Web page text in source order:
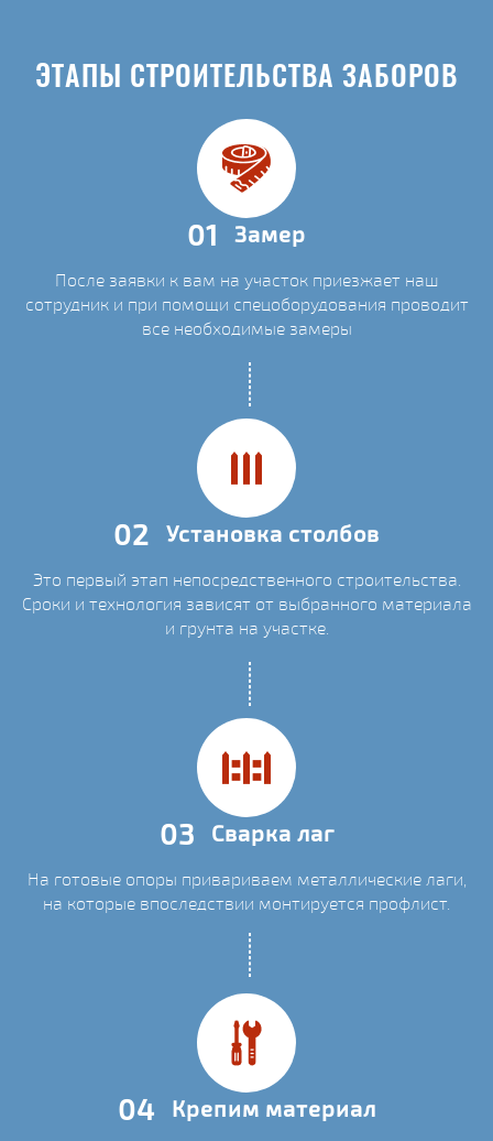
ЭТАПЫ СТРОИТЕЛЬСТВА ЗАБОРОВ
01 Замер
После заявки к вам на участок приезжает наш
сотрудник и при помощи спецоборудования проводит
все необходимые замеры
02 Установка столбов
Это первый этап непосредственного строительства.
Сроки и технология зависят от выбранного материала
и грунта на участке.
03 Сварка лаг
На готовые опоры привариваем металлические лаги,
на которые впоследствии монтируется профлист.
04 Крепим материал